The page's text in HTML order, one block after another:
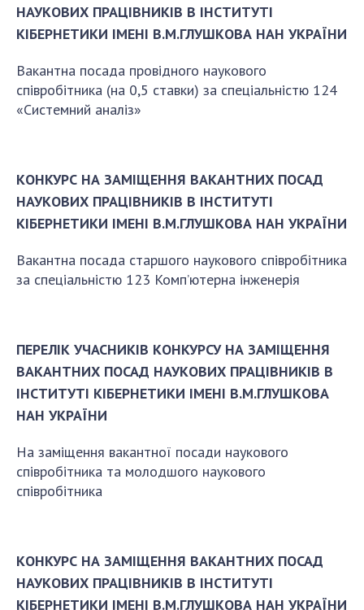
АСПІРАНТУРА
Документи
Аспірантура
Докторантура
КОНТАКТИ
ЗАХОДИ
100-РІЧЧЯ ВІД ДНЯ НАРОДЖЕННЯ В.М.
НАУКОВИХ ПРАЦІВНИКІВ В ІНСТИТУТІ
КІБЕРНЕТИКИ ІМЕНІ В.М.ГЛУШКОВА НАН УКРАЇНИ
Вакантна посада провідного наукового
співробітника (на 0,5 ставки) за спеціальністю 124
«Системний аналіз»
КОНКУРС НА ЗАМІЩЕННЯ ВАКАНТНИХ ПОСАД
НАУКОВИХ ПРАЦІВНИКІВ В ІНСТИТУТІ
КІБЕРНЕТИКИ ІМЕНІ В.М.ГЛУШКОВА НАН УКРАЇНИ
Вакантна посада старшого наукового співробітника
за спеціальністю 123 Комп’ютерна інженерія
ПЕРЕЛІК УЧАСНИКІВ КОНКУРСУ НА ЗАМІЩЕННЯ
ВАКАНТНИХ ПОСАД НАУКОВИХ ПРАЦІВНИКІВ В
ІНСТИТУТІ КІБЕРНЕТИКИ ІМЕНІ В.М.ГЛУШКОВА
НАН УКРАЇНИ
На заміщення вакантної посади наукового
співробітника та молодшого наукового
співробітника
КОНКУРС НА ЗАМІЩЕННЯ ВАКАНТНИХ ПОСАД
НАУКОВИХ ПРАЦІВНИКІВ В ІНСТИТУТІ
КІБЕРНЕТИКИ ІМЕНІ В.М.ГЛУШКОВА НАН УКРАЇНИ